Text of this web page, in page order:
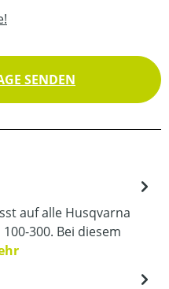
SENDEN
auf alle Husqvarna
300. Bei diesem